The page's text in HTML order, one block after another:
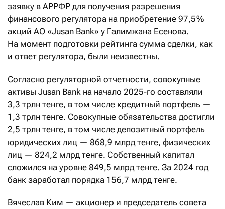
заявку в АРРФР для получения разрешения
финансового регулятора на приобретение 97,5 %
акций АО «Jusan Bank» у Галимжана Есенова.
На момент подготовки рейтинга сумма сделки, как
и ответ регулятора, были неизвестны.
Согласно регуляторной отчетности, совокупные
активы Jusan Bank на начало 2025-го составляли
3,3 трлн тенге, в том числе кредитный портфель —
1,3 трлн тенге. Совокупные обязательства достигли
2,5 трлн тенге, в том числе депозитный портфель
юридических лиц — 868,9 млрд тенге, физических
лиц — 824,2 млрд тенге. Собственный капитал
сложился на уровне 849,5 млрд тенге. За 2024 год
банк заработал порядка 156,7 млрд тенге.
Вячеслав Ким — акционер и председатель совета